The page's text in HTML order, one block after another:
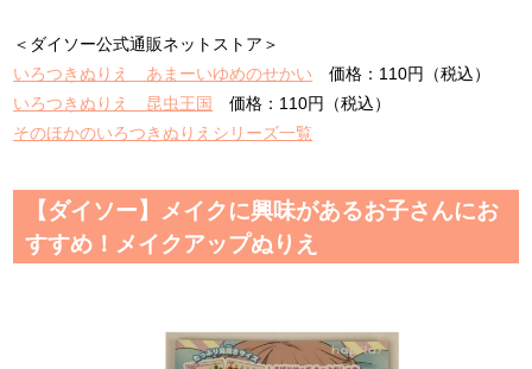
＜ダイソー公式通販ネットストア＞
いろつきぬりえ あまーいゆめのせかい 価格：110円（税込）
いろつきぬりえ 昆虫王国
価格：110円（税込）
そのほかのいろつきぬりえシリーズ一覧
【ダイソー】メイクに興味があるお子さんにお
すすめ！メイクアップぬりえ